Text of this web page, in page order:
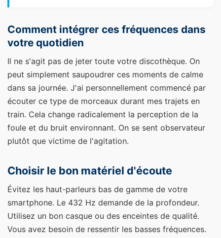
Comment intégrer ces fréquences dans
votre quotidien
Il ne s'agit pas de jeter toute votre discothèque. On
peut simplement saupoudrer ces moments de calme
dans sa journée. J'ai personnellement commencé par
écouter ce type de morceaux durant mes trajets en
train. Cela change radicalement la perception de la
foule et du bruit environnant. On se sent observateur
plutôt que victime de l'agitation.
Choisir le bon matériel d'écoute
Évitez les haut-parleurs bas de gamme de votre
smartphone. Le 432 Hz demande de la profondeur.
Utilisez un bon casque ou des enceintes de qualité.
Vous avez besoin de ressentir les basses fréquences.